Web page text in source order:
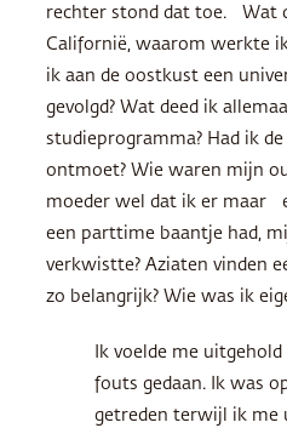
rechter stond dat toe. Wat
Californië, waarom werkte
ik aan de oostkust een
gevolgd? Wat deed ik
studieprogramma? Had ik
ontmoet? Wie waren mijn
moeder wel dat ik er maar
een parttime baantje had,
verkwistte? Aziaten vinden
zo belangrijk? Wie was ik
Ik voelde me
fouts gedaan. Ik was
getreden terwijl ik me